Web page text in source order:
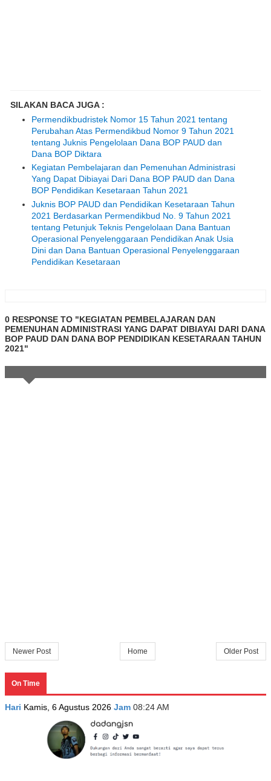
SILAKAN BACA JUGA :
Permendikbudristek Nomor 15 Tahun 2021 tentang
Perubahan Atas Permendikbud Nomor 9 Tahun 2021
tentang Juknis Pengelolaan Dana BOP PAUD dan
Dana BOP Diktara
Kegiatan Pembelajaran dan Pemenuhan Administrasi
Yang Dapat Dibiayai Dari Dana BOP PAUD dan Dana
BOP Pendidikan Kesetaraan Tahun 2021
Juknis BOP PAUD dan Pendidikan Kesetaraan Tahun
2021 Berdasarkan Permendikbud No. 9 Tahun 2021
tentang Petunjuk Teknis Pengelolaan Dana Bantuan
Operasional Penyelenggaraan Pendidikan Anak Usia
Dini dan Dana Bantuan Operasional Penyelenggaraan
Pendidikan Kesetaraan
0 RESPONSE TO "KEGIATAN PEMBELAJARAN DAN
PEMENUHAN ADMINISTRASI YANG DAPAT DIBIAYAI DARI DANA
BOP PAUD DAN DANA BOP PENDIDIKAN KESETARAAN TAHUN
2021"
Newer Post Older Post
Home
On Time
Hari Kamis, 6 Agustus 2026 Jam 08:24 AM